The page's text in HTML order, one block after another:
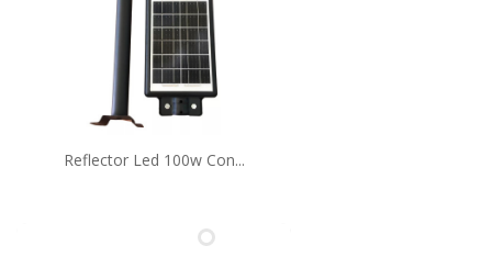
Reflector Led 100w Con...